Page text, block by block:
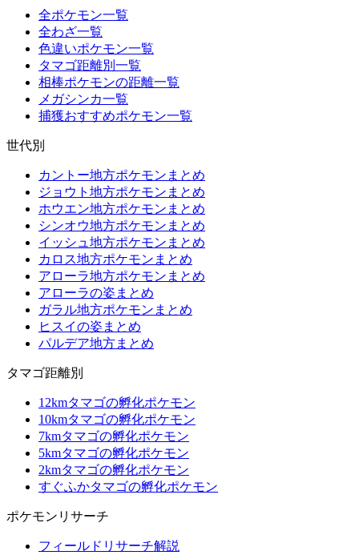
全ポケモン一覧
全わざ一覧
色違いポケモン一覧
タマゴ距離別一覧
相棒ポケモンの距離一覧
メガシンカ一覧
捕獲おすすめポケモン一覧
世代別
カントー地方ポケモンまとめ
ジョウト地方ポケモンまとめ
ホウエン地方ポケモンまとめ
シンオウ地方ポケモンまとめ
イッシュ地方ポケモンまとめ
カロス地方ポケモンまとめ
アローラ地方ポケモンまとめ
アローラの姿まとめ
ガラル地方ポケモンまとめ
ヒスイの姿まとめ
パルデア地方まとめ
タマゴ距離別
12kmタマゴの孵化ポケモン
10kmタマゴの孵化ポケモン
7kmタマゴの孵化ポケモン
5kmタマゴの孵化ポケモン
2kmタマゴの孵化ポケモン
すぐふかタマゴの孵化ポケモン
ポケモンリサーチ
フィールドリサーチ解説